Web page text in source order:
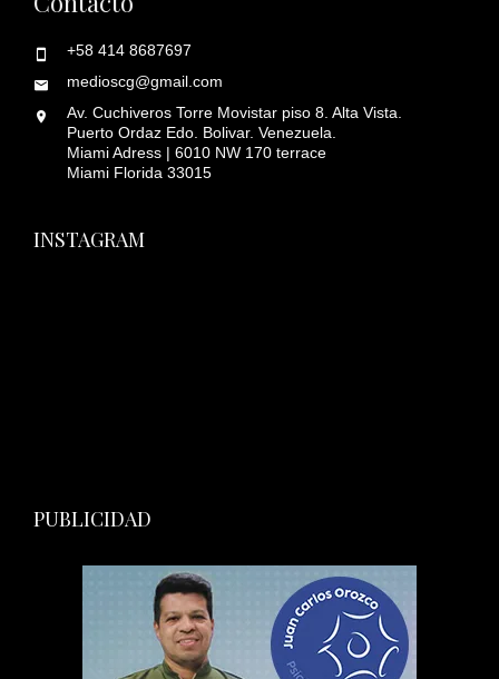
+58 414 8687697
medioscg@gmail.com
Av. Cuchiveros Torre Movistar piso 8. Alta Vista.
Puerto Ordaz Edo. Bolivar. Venezuela.
Miami Adress | 6010 NW 170 terrace
Miami Florida 33015
INSTAGRAM
PUBLICIDAD